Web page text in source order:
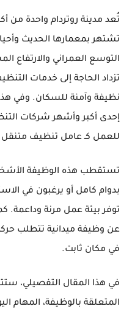
تُعد مدينة روتردام واحدة من
تشتهر بمعمارها الحديث
التوسع العمراني والارتفاع
تزداد الحاجة إلى خدمات
نظيفة وآمنة للسكان. وفي
إحدى أكبر وأشهر شركات
للعمل كـعامل تنظيف متنقل
تستقطب هذه الوظيفة
بدوام كامل أو يرغبون في
توفر بيئة عمل مرنة وداعمة.
عن وظيفة ميدانية تتطلب
في مكان ثابت.
في هذا المقال التفصيلي،
المتعلقة بالوظيفة، المهام